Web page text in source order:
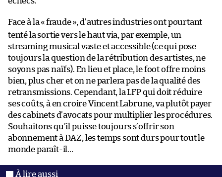
Face à la «fraude», d’autres industries ont pourtant
tenté la sortie vers le haut via, par exemple, un
streaming musical vaste et accessible (ce qui pose
toujours la question de la rétribution des artistes, ne
soyons pas naïfs). En lieu et place, le foot offre moins
bien, plus cher et on ne parlera pas de la qualité des
retransmissions. Cependant, la LFP qui doit réduire
ses coûts, à en croire Vincent Labrune, va plutôt payer
des cabinets d’avocats pour multiplier les procédures.
Souhaitons qu’il puisse toujours s’offrir son
abonnement à DAZ, les temps sont durs pour tout le
monde paraît-il…